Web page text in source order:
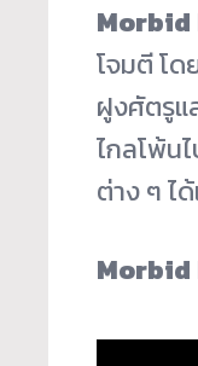
โจมตี โด
ฝูงศัตรูแ
ไกลโพ้น
ต่าง ๆ ไ
Morbid